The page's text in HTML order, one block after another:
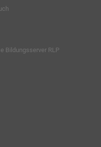
Bildungsserver RLP